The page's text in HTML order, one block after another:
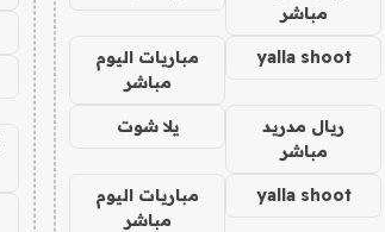
مباشر
yalla shoot
مباريات اليوم
مباشر
ريال مدريد
مباشر
يلا شوت
yalla shoot
مباريات اليوم
مباشر